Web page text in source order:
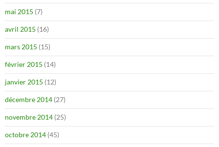
mai 2015 (7)
avril 2015 (16)
mars 2015 (15)
février 2015 (14)
janvier 2015 (12)
décembre 2014 (27)
novembre 2014 (25)
octobre 2014 (45)